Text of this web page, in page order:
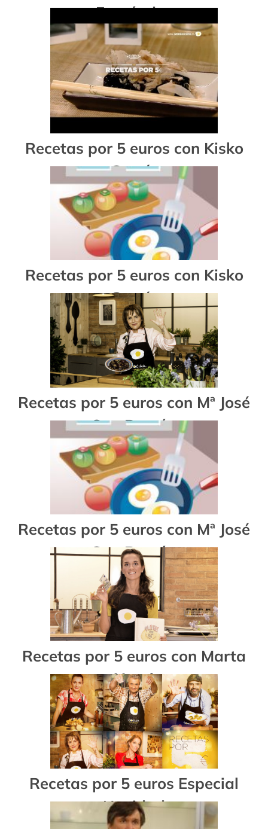
Fernández
Recetas por 5 euros con Kisko
García
Recetas por 5 euros con Kisko
García
Recetas por 5 euros con Mª José
San Román
Recetas por 5 euros con Mª José
San Román
Recetas por 5 euros con Marta
Yanci
Recetas por 5 euros Especial
Navidad